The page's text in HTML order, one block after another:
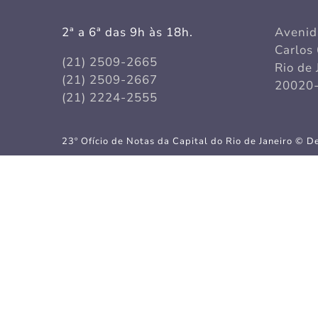
2ª a 6ª das 9h às 18h.
(21) 2509-2665
(21) 2509-2667
(21) 2224-2555
Carlos
Rio de
23º Ofício de Notas da Capital do Rio de Janeiro ©